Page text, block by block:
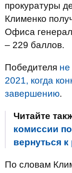
прокуратуры
Клименко
Офиса
– 229 баллов.
Победителя не
2021, когда
завершению.
Читайте
комиссии
вернуться
По словам